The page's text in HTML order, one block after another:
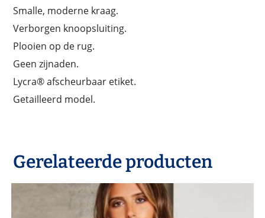
Smalle, moderne kraag.
Verborgen knoopsluiting.
Plooien op de rug.
Geen zijnaden.
Lycra® afscheurbaar etiket.
Getailleerd model.
Gerelateerde producten